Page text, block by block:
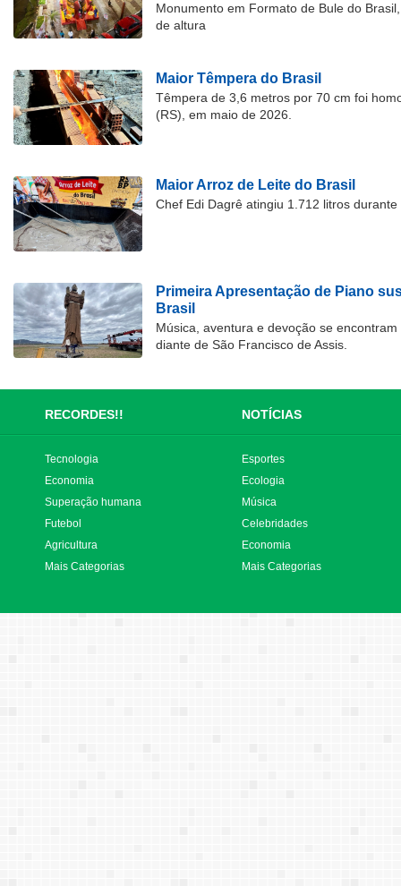
Monumento em Formato de Bule do
de altura
Maior Têmpera do Brasil
Têmpera de 3,6 metros por 70 cm foi
(RS), em maio de 2026.
Maior Arroz de Leite do Brasil
Chef Edi Dagrê atingiu 1.712 litros
Primeira Apresentação de Piano
Brasil
Música, aventura e devoção se
diante de São Francisco de Assis.
RECORDES!! NOTÍCIAS
Tecnologia
Economia
Superação humana
Futebol
Agricultura
Mais Categorias
Esportes
Ecologia
Música
Celebridades
Economia
Mais Categorias